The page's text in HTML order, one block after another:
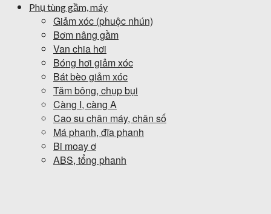
Phụ tùng gầm, máy
Giảm xóc (phuộc nhún)
Bơm nâng gầm
Van chia hơi
Bóng hơi giảm xóc
Bát bèo giảm xóc
Tăm bông, chụp bụi
Càng I, càng A
Cao su chân máy, chân số
Má phanh, đĩa phanh
Bi moay ơ
ABS, tổng phanh